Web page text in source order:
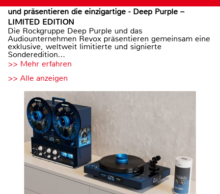
und präsentieren die einzigartige - Deep Purple –
LIMITED EDITION
Die Rockgruppe Deep Purple und das
Audiounternehmen Revox präsentieren gemeinsam eine
exklusive, weltweit limitierte und signierte
Sonderedition...
>> Mehr erfahren
>> Alle anzeigen